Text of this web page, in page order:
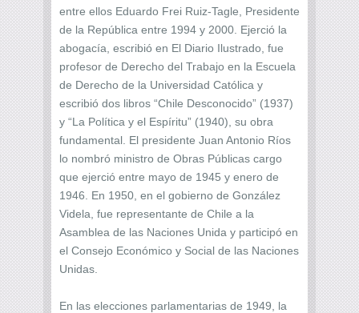
entre ellos Eduardo Frei Ruiz-Tagle, Presidente
de la República entre 1994 y 2000. Ejerció la
abogacía, escribió en El Diario Ilustrado, fue
profesor de Derecho del Trabajo en la Escuela
de Derecho de la Universidad Católica y
escribió dos libros “Chile Desconocido” (1937)
y “La Política y el Espíritu” (1940), su obra
fundamental. El presidente Juan Antonio Ríos
lo nombró ministro de Obras Públicas cargo
que ejerció entre mayo de 1945 y enero de
1946. En 1950, en el gobierno de González
Videla, fue representante de Chile a la
Asamblea de las Naciones Unida y participó en
el Consejo Económico y Social de las Naciones
Unidas.
En las elecciones parlamentarias de 1949, la